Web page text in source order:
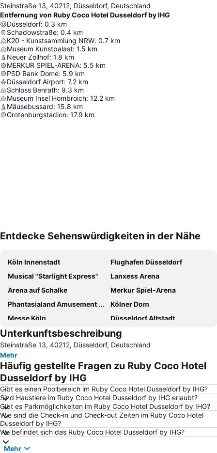
Steinstraße 13, 40212, Düsseldorf, Deutschland
Entfernung von Ruby Coco Hotel Dusseldorf by IHG
Düsseldorf: 0.3 km
Schadowstraße: 0.4 km
K20 - Kunstsammlung NRW: 0.7 km
Museum Kunstpalast: 1.5 km
Neuer Zollhof: 1.8 km
MERKUR SPIEL-ARENA: 5.5 km
PSD Bank Dome: 5.9 km
Düsseldorf Airport: 7.2 km
Schloss Benrath: 9.3 km
Museum Insel Hombroich: 12.2 km
Mäusebussard: 15.8 km
Grotenburgstadion: 17.9 km
Entdecke Sehenswürdigkeiten in der Nähe
Köln Innenstadt
Flughafen Düsseldorf
Musical "Starlight Express"
Lanxess Arena
Arena auf Schalke
Merkur Spiel-Arena
Phantasialand Amusement Park
Kölner Dom
Messe Köln
Düsseldorf Altstadt
Messe Düsseldorf
Hauptbahnhof Düsseldorf
CentrO Oberhausen
Bahnhof Köln Messe - Deutz
Köln Bonn Airport
RheinEnergieStadion
Stadion im Borussiapark
Ehrenfeld
Movie Park
Heumarkt
Deutz
Musical Dome
Cologne Central station
Fühlinger See
Messe Essen
Porz
Unterkunftsbeschreibung
Steinstraße 13, 40212, Düsseldorf, Deutschland
Mehr
Häufig gestellte Fragen zu Ruby Coco Hotel
Dusseldorf by IHG
Gibt es einen Poolbereich im Ruby Coco Hotel Dusseldorf by IHG?
Sind Haustiere im Ruby Coco Hotel Dusseldorf by IHG erlaubt?
Gibt es Parkmöglichkeiten im Ruby Coco Hotel Dusseldorf by IHG?
Wie sind die Check-in und Check-out Zeiten im Ruby Coco Hotel
Dusseldorf by IHG?
Wo befindet sich das Ruby Coco Hotel Dusseldorf by IHG?
Mehr